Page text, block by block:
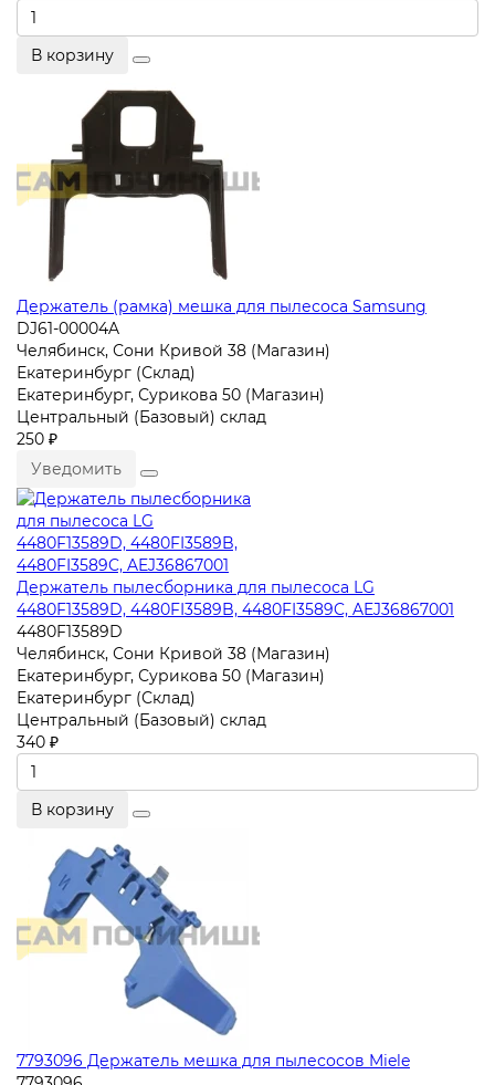
В корзину
Держатель (рамка) мешка для пылесоса Samsung
DJ61-00004A
Челябинск, Сони Кривой 38 (Магазин)
Екатеринбург (Склад)
Екатеринбург, Сурикова 50 (Магазин)
Центральный (Базовый) склад
250 ₽
Уведомить
Держатель пылесборника для пылесоса LG
4480F13589D, 4480FI3589B, 4480FI3589C, AEJ36867001
4480F13589D
Челябинск, Сони Кривой 38 (Магазин)
Екатеринбург, Сурикова 50 (Магазин)
Екатеринбург (Склад)
Центральный (Базовый) склад
340 ₽
В корзину
7793096 Держатель мешка для пылесосов Miele